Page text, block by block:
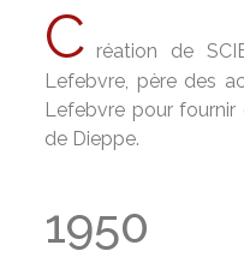
C réation de
Lefebvre, père des
Lefebvre pour
de Dieppe.
1950